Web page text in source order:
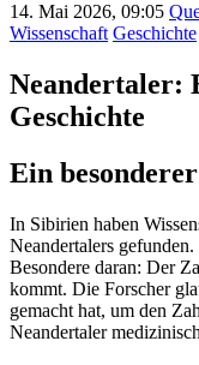
14. Mai 2026, 09:05
Wissenschaft Geschichte
Neandertaler:
Geschichte
Ein
In Sibirien haben
Neandertalers
Besondere daran: Der
kommt. Die Forscher
gemacht hat, um den
Neandertaler